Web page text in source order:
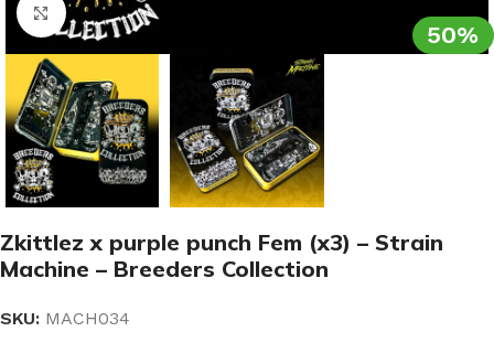
50%
Clic para ampliar
Zkittlez x purple punch Fem (x3) – Strain
Machine – Breeders Collection
SKU: MACH034